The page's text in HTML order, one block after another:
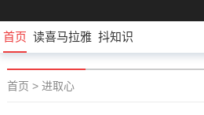
首页 读喜马拉雅 抖知识
首页 > 进取心